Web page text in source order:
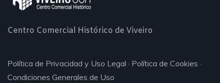
Centro Comercial Histórico de Viveiro
Política de Privacidad y Uso Legal · Política de Cookies ·
Condiciones Generales de Uso